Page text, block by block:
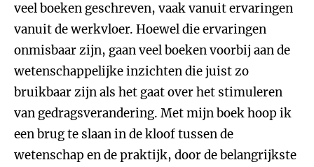
veel boeken geschreven, vaak vanuit ervaringen
vanuit de werkvloer. Hoewel die ervaringen
onmisbaar zijn, gaan veel boeken voorbij aan de
wetenschappelijke inzichten die juist zo
bruikbaar zijn als het gaat over het stimuleren
van gedragsverandering. Met mijn boek hoop ik
een brug te slaan in de kloof tussen de
wetenschap en de praktijk, door de belangrijkste